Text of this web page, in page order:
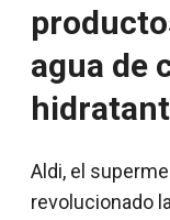
agua de
Aldi, el
revolucionado